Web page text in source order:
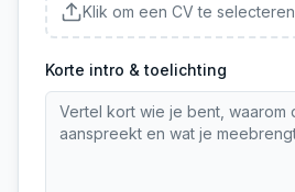
Klik om een CV te selecteren
Korte intro & toelichting